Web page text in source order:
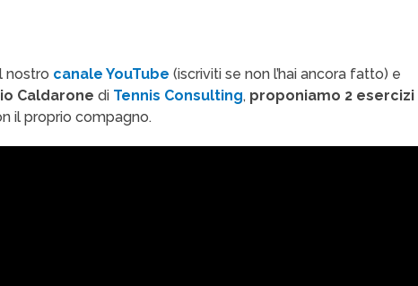
nostro canale YouTube (iscriviti se non l’hai ancora fatto) e
Caldarone di Tennis Consulting, proponiamo 2 esercizi
il proprio compagno.